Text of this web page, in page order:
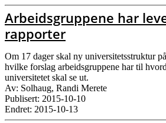
Arbeidsgruppene har
rapporter
Om 17 dager skal ny universitetsstruktur
hvilke forslag arbeidsgruppene har til
universitetet skal se ut.
Av: Solhaug, Randi Merete
Publisert: 2015-10-10
Endret: 2015-10-13